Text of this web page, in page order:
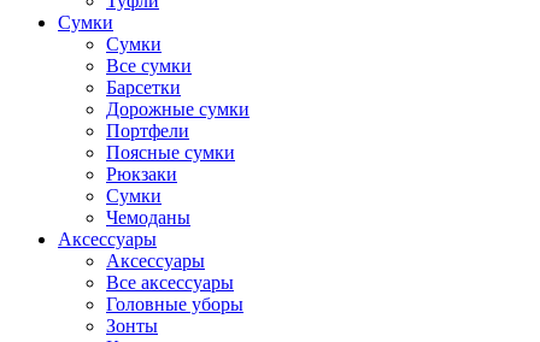
Сумки
Сумки
Все сумки
Барсетки
Дорожные сумки
Портфели
Поясные сумки
Рюкзаки
Сумки
Чемоданы
Аксессуары
Аксессуары
Все аксессуары
Головные уборы
Зонты